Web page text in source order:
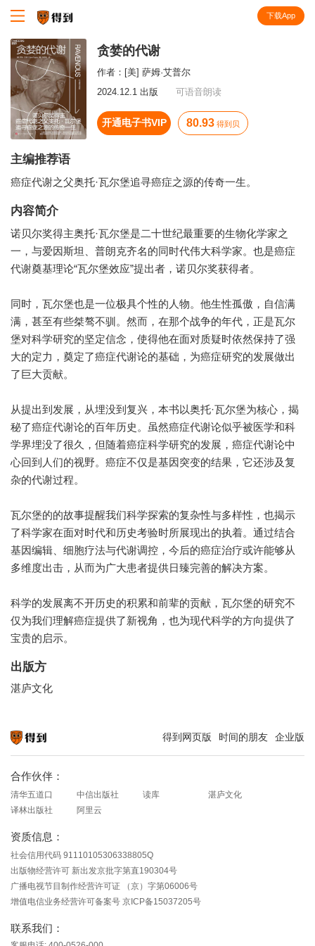
下载App
贪婪的代谢
作者： [美] 萨姆·艾普尔
2024.12.1 出版
可语音朗读
开通电子书VIP 80.93 得到贝
主编推荐语
癌症代谢之父奥托·瓦尔堡追寻癌症之源的传奇一生。
内容简介
诺贝尔奖得主奥托·瓦尔堡是二十世纪最重要的生物化学家之
一，与爱因斯坦、普朗克齐名的同时代伟大科学家。也是癌症
代谢奠基理论“瓦尔堡效应”提出者，诺贝尔奖获得者。
同时，瓦尔堡也是一位极具个性的人物。他生性孤傲，自信满
满，甚至有些桀骜不驯。然而，在那个战争的年代，正是瓦尔
堡对科学研究的坚定信念，使得他在面对质疑时依然保持了强
大的定力，奠定了癌症代谢论的基础，为癌症研究的发展做出
了巨大贡献。
从提出到发展，从埋没到复兴，本书以奥托·瓦尔堡为核心，揭
秘了癌症代谢论的百年历史。虽然癌症代谢论似乎被医学和科
学界埋没了很久，但随着癌症科学研究的发展，癌症代谢论中
心回到人们的视野。癌症不仅是基因突变的结果，它还涉及复
杂的代谢过程。
瓦尔堡的的故事提醒我们科学探索的复杂性与多样性，也揭示
了科学家在面对时代和历史考验时所展现出的执着。通过结合
基因编辑、细胞疗法与代谢调控，今后的癌症治疗或许能够从
多维度出击，从而为广大患者提供日臻完善的解决方案。
科学的发展离不开历史的积累和前辈的贡献，瓦尔堡的研究不
仅为我们理解癌症提供了新视角，也为现代科学的方向提供了
宝贵的启示。
出版方
湛庐文化
得到网页版 时间的朋友 企业版
合作伙伴：
清华五道口 中信出版社 读库
湛庐文化
译林出版社
阿里云
资质信息：
社会信用代码 91110105306338805Q
出版物经营许可 新出发京批字第直190304号
广播电视节目制作经营许可证 （京）字第06006号
增值电信业务经营许可备案号 京ICP备15037205号
联系我们：